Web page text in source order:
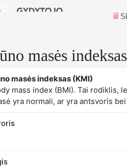
masės indeksas
masės indeksas (KMI)
mass index (BMI). Tai rodiklis,
yra normali, ar yra antsvoris